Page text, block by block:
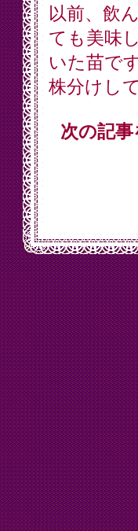
以前、飲
ても美味
いた苗です
株分けし
次の記